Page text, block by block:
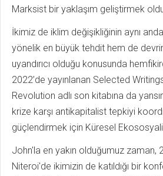
Marksist bir yaklaşım geliştirmek
İkimiz de iklim değişikliğinin aynı
yönelik en büyük tehdit hem de
uyandırıcı olduğu konusunda
2022’de yayınlanan Selected
Revolution adlı son kitabına da
krize karşı antikapitalist tepkiyi
güçlendirmek için Küresel
John'la en yakın olduğumuz zaman,
Niteroi'de ikimizin de katıldığı bir